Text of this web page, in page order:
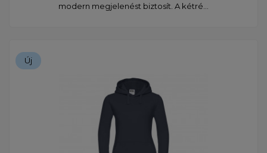
modern megjelenést biztosít. A kétré...
Új